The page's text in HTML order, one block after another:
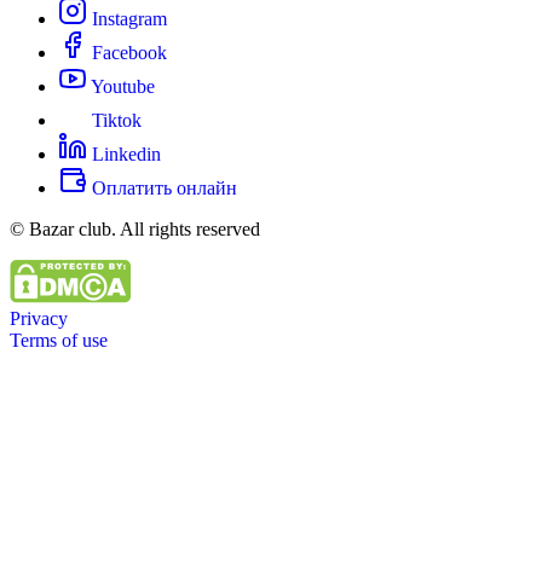
Instagram
Facebook
Youtube
Tiktok
Linkedin
Оплатить онлайн
© Bazar club. All rights reserved
Privacy
Terms of use